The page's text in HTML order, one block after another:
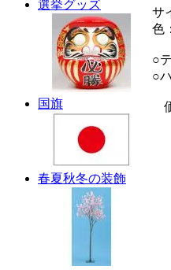
選挙グッズ
国旗
春夏秋冬の装飾
サ
色
○
○